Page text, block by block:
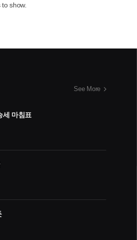
show.
See More
세 마침표